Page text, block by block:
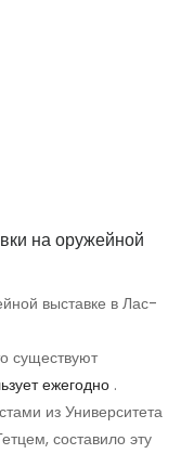
выставке в Лас-
существуют
ежегодно .
из Университета
составило эту